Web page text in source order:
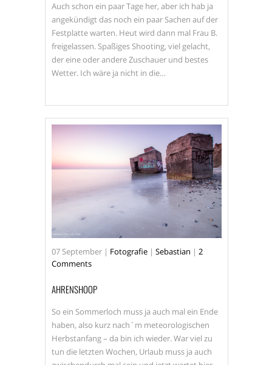
Auch schon ein paar Tage her, aber ich hab ja
angekündigt das noch ein paar Sachen auf der
Festplatte warten. Heut wird dann mal Frau B.
freigelassen. Spaßiges Shooting, viel gelacht,
der eine oder andere Zuschauer und bestes
Wetter. Ich wäre ja nicht in die…
07September | Fotografie | Sebastian | 2
Comments
AHRENSHOOP
So ein Sommerloch muss ja auch mal ein Ende
haben, also kurz ­nach´m meteorologischen
Herbstanfang – da bin ich wieder. War viel zu
tun die letzten Wochen, Urlaub muss ja auch